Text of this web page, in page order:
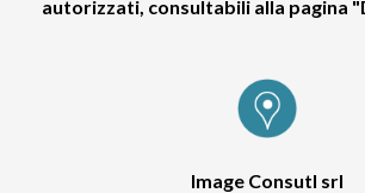
autorizzati, consultabili alla pagina
Image Consutl srl